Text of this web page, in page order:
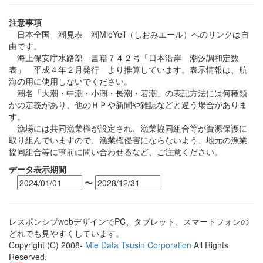
注意事項
日本全国 潮見表 潮MieYell（しおみエール）へのリンクは自
由です。
海上保安庁水路部 書籍７４２号「日本沿岸 潮汐調和定数
表」 平成４年２月発行 より推算しています。表示情報は、航
海の用に使用しないでください。
潮名「大潮・中潮・小潮・長潮・若潮」の表記方法には何種類
かの定義があり、他のＨＰや新聞や雑誌などと違う場合がありま
す。
漁場には共同漁業権が設定され、漁業協同組合等が資源保護に
取り組んでいますので、漁業権侵害にならないよう、地元の漁業
協同組合等に事前に問い合わせるなど、ご注意ください。
データ表示期間
〜
レスポンシブwebデザインでPC、タブレット、スマートフォンの
どれでも見やすくしています。
Copyright (C) 2008- Mie Data Tsusin Corporation All Rights
Reserved.